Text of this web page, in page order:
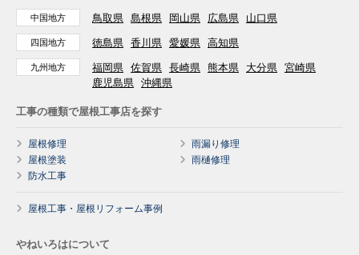
中国地方 鳥取県 島根県 岡山県 広島県 山口県
四国地方 徳島県 香川県 愛媛県 高知県
九州地方 福岡県 佐賀県 長崎県 熊本県 大分県 宮崎県
鹿児島県 沖縄県
工事の種類で屋根工事店を探す
屋根修理
雨漏り修理
屋根塗装
雨樋修理
防水工事
屋根工事・屋根リフォーム事例
やねいろはについて